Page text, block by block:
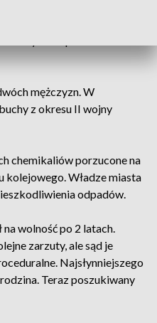
mężczyzn. W
z okresu II wojny
chemikaliów porzucone na
kolejowego. Władze miasta
odpadów.
na wolność po 2 latach.
zarzuty, ale sąd je
Najsłynniejszego
Teraz poszukiwany